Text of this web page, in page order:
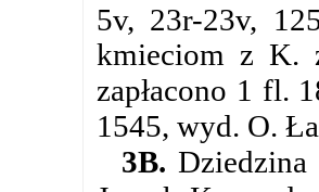
5v, 23r-23v,
kmieciom z K.
zapłacono 1 fl.
1545, wyd. O.
3B. Dziedzina